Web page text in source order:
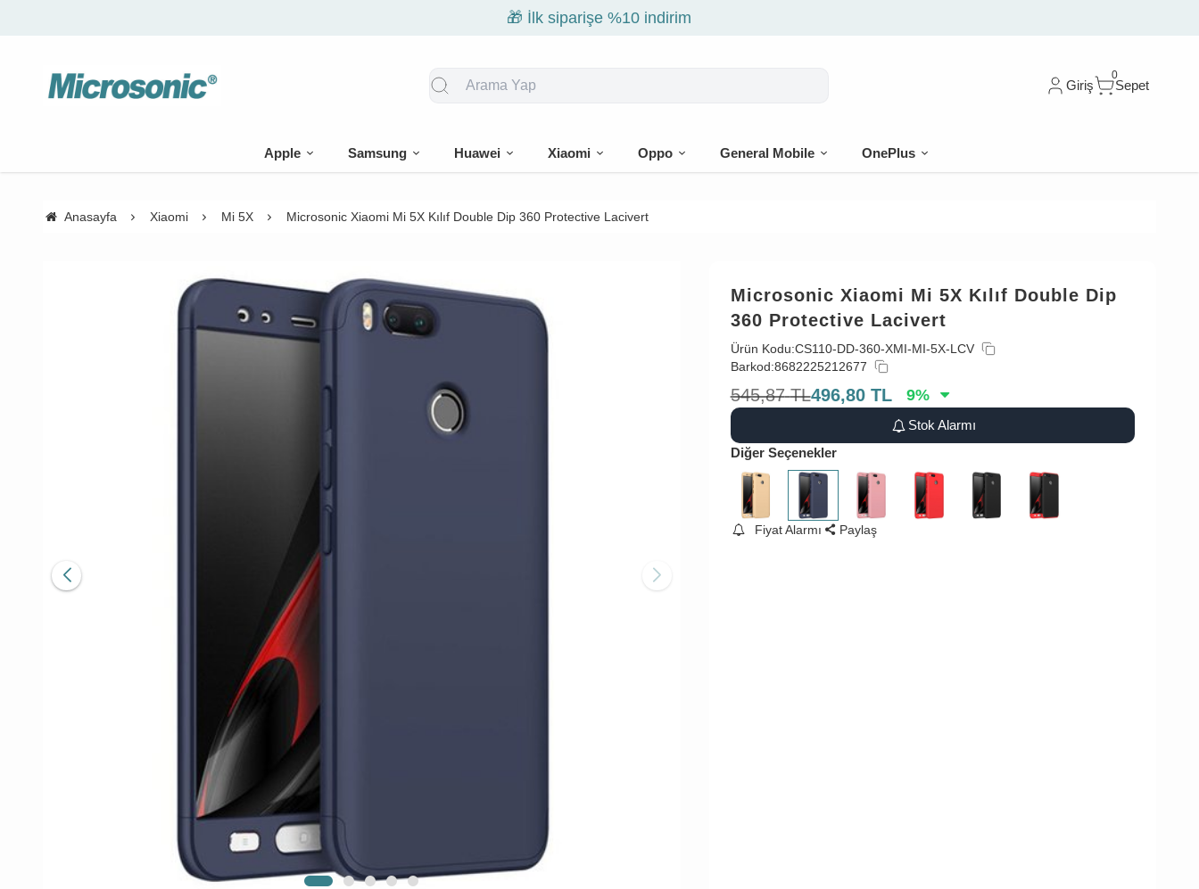
🎁 İlk siparişe %10 indirim
Giriş
0
Sepet
Apple Samsung Huawei Xiaomi Oppo General Mobile OnePlus
Anasayfa Xiaomi Mi 5X Microsonic Xiaomi Mi 5X Kılıf Double Dip 360 Protective Lacivert
Microsonic Xiaomi Mi 5X Kılıf Double Dip
360 Protective Lacivert
Ürün Kodu:CS110-DD-360-XMI-MI-5X-LCV
Barkod:8682225212677
545,87 TL496,80 TL 9%
Stok Alarmı
Diğer Seçenekler
Fiyat Alarmı Paylaş